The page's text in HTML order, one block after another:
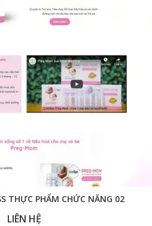
THỰC PHẨM CHỨC NĂNG 02
LIÊN HỆ